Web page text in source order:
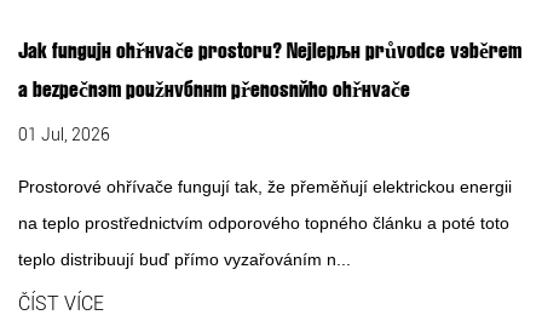
Jak fungují ohřívače prostoru? Nejlepší průvodce výběrem
a bezpečným používáním přenosného ohřívače
01 Jul, 2026
Prostorové ohřívače fungují tak, že přeměňují elektrickou energii
na teplo prostřednictvím odporového topného článku a poté toto
teplo distribuují buď přímo vyzařováním n...
ČÍST VÍCE